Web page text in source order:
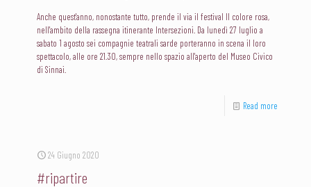
Anche quest'anno, nonostante tutto, prende il via il festival Il colore rosa,
nell'ambito della rassegna itinerante Intersezioni. Da lunedì 27 luglio a
sabato 1 agosto sei compagnie teatrali sarde porteranno in scena il loro
spettacolo, alle ore 21.30, sempre nello spazio all'aperto del Museo Civico
di Sinnai.
Read more
24 Giugno 2020
#ripartire